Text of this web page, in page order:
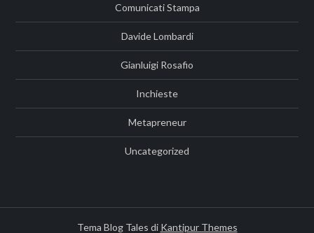
Comunicati Stampa
Davide Lombardi
Gianluigi Rosafio
Inchieste
Metapreneur
Uncategorized
Tema Blog Tales di Kantipur Themes